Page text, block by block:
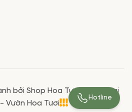
bởi Shop Hoa Tươi Giá Rẻ tại
- Vườn Hoa Tươi
Hotline